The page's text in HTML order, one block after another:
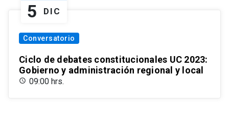
5 DIC
Conversatorio
Ciclo de debates constitucionales UC 2023:
Gobierno y administración regional y local
09:00 hrs.